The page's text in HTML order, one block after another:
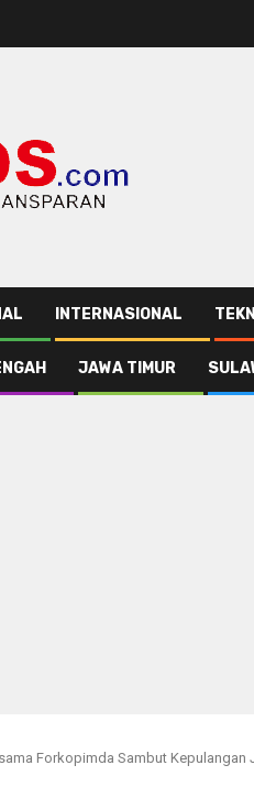
INTERNASIONAL
JAWA TIMUR
Forkopimda Sambut Kepulangan